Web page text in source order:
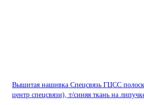
Вышитая нашивка Спецсвязь ГЦСС
центр спецсвязи), т/синяя ткань на